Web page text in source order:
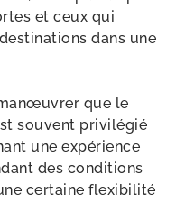
et ceux qui
dans une
que le
souvent privilégié
une expérience
des conditions
certaine flexibilité